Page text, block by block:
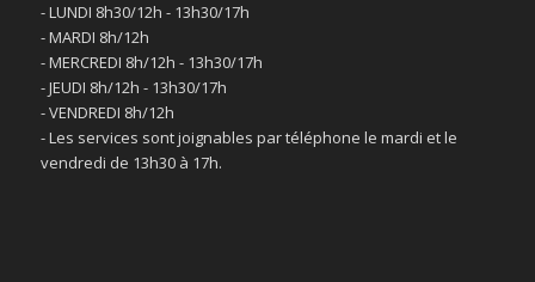
- LUNDI 8h30/12h - 13h30/17h
- MARDI 8h/12h
- MERCREDI 8h/12h - 13h30/17h
- JEUDI 8h/12h - 13h30/17h
- VENDREDI 8h/12h
- Les services sont joignables par téléphone le mardi et le
vendredi de 13h30 à 17h.